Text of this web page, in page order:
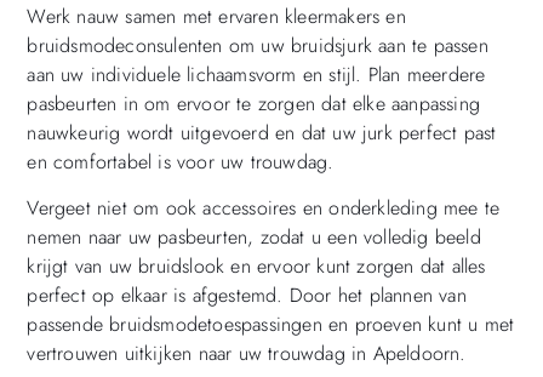
Werk nauw samen met ervaren kleermakers en
bruidsmodeconsulenten om uw bruidsjurk aan te passen
aan uw individuele lichaamsvorm en stijl. Plan meerdere
pasbeurten in om ervoor te zorgen dat elke aanpassing
nauwkeurig wordt uitgevoerd en dat uw jurk perfect past
en comfortabel is voor uw trouwdag.
Vergeet niet om ook accessoires en onderkleding mee te
nemen naar uw pasbeurten, zodat u een volledig beeld
krijgt van uw bruidslook en ervoor kunt zorgen dat alles
perfect op elkaar is afgestemd. Door het plannen van
passende bruidsmodetoespassingen en proeven kunt u met
vertrouwen uitkijken naar uw trouwdag in Apeldoorn.